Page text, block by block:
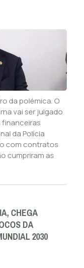
da polémica. O
vai ser julgado
financeiras
da Polícia
com contratos
cumpriram as
CHEGA
DA
2030